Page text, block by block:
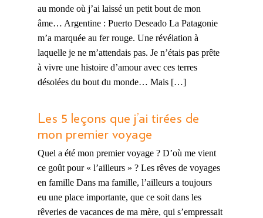
au monde où j’ai laissé un petit bout de mon
âme… Argentine : Puerto Deseado La Patagonie
m’a marquée au fer rouge. Une révélation à
laquelle je ne m’attendais pas. Je n’étais pas prête
à vivre une histoire d’amour avec ces terres
désolées du bout du monde… Mais […]
Les 5 leçons que j’ai tirées de
mon premier voyage
Quel a été mon premier voyage ? D’où me vient
ce goût pour « l’ailleurs » ? Les rêves de voyages
en famille Dans ma famille, l’ailleurs a toujours
eu une place importante, que ce soit dans les
rêveries de vacances de ma mère, qui s’empressait